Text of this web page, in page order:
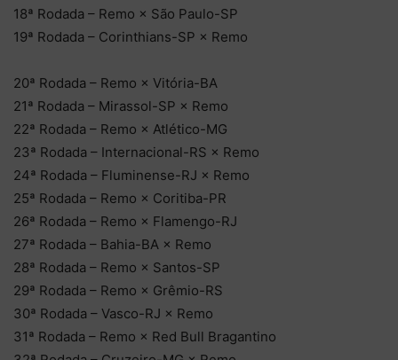
18ª Rodada – Remo × São Paulo-SP
19ª Rodada – Corinthians-SP × Remo
20ª Rodada – Remo × Vitória-BA
21ª Rodada – Mirassol-SP × Remo
22ª Rodada – Remo × Atlético-MG
23ª Rodada – Internacional-RS × Remo
24ª Rodada – Fluminense-RJ × Remo
25ª Rodada – Remo × Coritiba-PR
26ª Rodada – Remo × Flamengo-RJ
27ª Rodada – Bahia-BA × Remo
28ª Rodada – Remo × Santos-SP
29ª Rodada – Remo × Grêmio-RS
30ª Rodada – Vasco-RJ × Remo
31ª Rodada – Remo × Red Bull Bragantino